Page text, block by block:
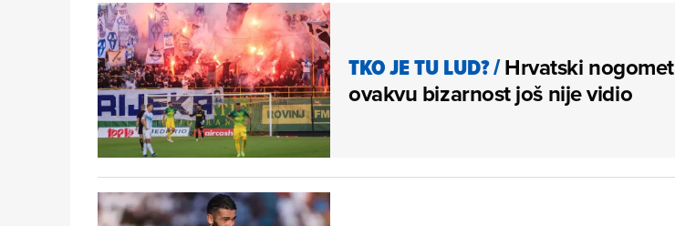
TKO JE TU LUD?/Hrvatski nogomet
ovakvu bizarnost još nije vidio